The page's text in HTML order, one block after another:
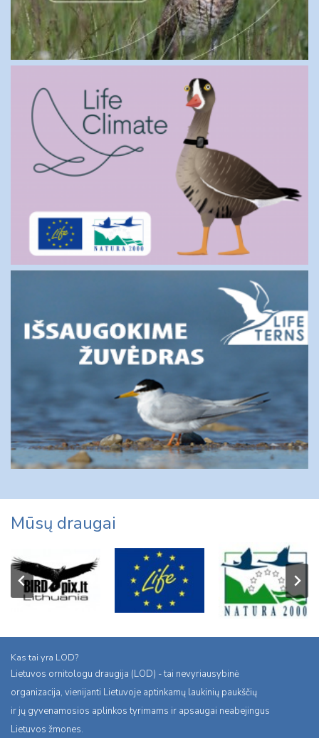
Mūsų draugai
Kas tai yra LOD?
Lietuvos ornitologu draugija (LOD) - tai nevyriausybinė
organizacija, vienijanti Lietuvoje aptinkamų laukinių paukščių
ir jų gyvenamosios aplinkos tyrimams ir apsaugai neabejingus
Lietuvos žmones.